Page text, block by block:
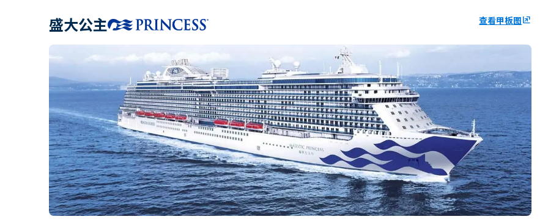
盛大公主 查看甲板图ungroup